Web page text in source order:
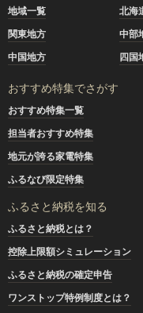
地域一覧 北海
関東地方
中部
中国地方
四国
おすすめ特集でさがす
おすすめ特集一覧
担当者おすすめ特集
地元が誇る家電特集
ふるなび限定特集
ふるさと納税を知る
ふるさと納税とは？
控除上限額シミュレーション
ふるさと納税の確定申告
ワンストップ特例制度とは？